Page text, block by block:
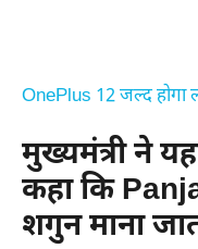
OnePlus 12 जल्द होगा
मुख्यमंत्री ने
कहा कि
शगुन माना